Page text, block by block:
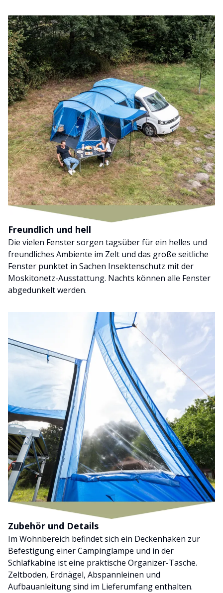
Freundlich und hell
Die vielen Fenster sorgen tagsüber für ein helles und
freundliches Ambiente im Zelt und das große seitliche
Fenster punktet in Sachen Insektenschutz mit der
Moskitonetz-Ausstattung. Nachts können alle Fenster
abgedunkelt werden.
Zubehör und Details
Im Wohnbereich befindet sich ein Deckenhaken zur
Befestigung einer Campinglampe und in der
Schlafkabine ist eine praktische Organizer-Tasche.
Zeltboden, Erdnägel, Abspannleinen und
Aufbauanleitung sind im Lieferumfang enthalten.